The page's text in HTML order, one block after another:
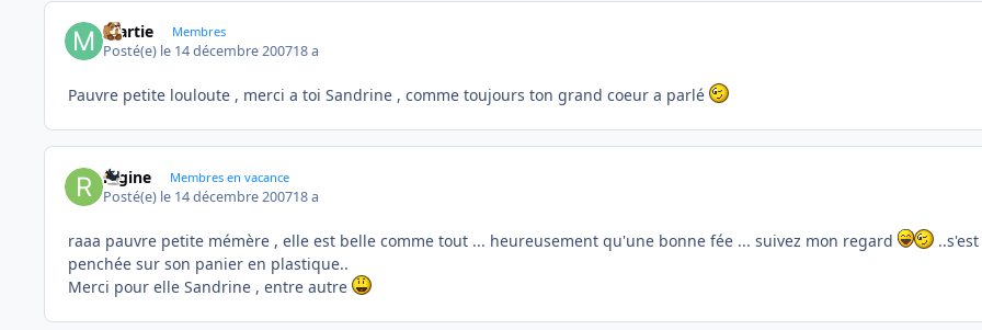
martie Membres
Posté(e) le 14 décembre 200718 a
Pauvre petite louloute , merci a toi Sandrine , comme toujours ton grand coeur a parlé
regine Membres en vacance
Posté(e) le 14 décembre 200718 a
raaa pauvre petite mémère , elle est belle comme tout ... heureusement qu'une bonne fée ... suivez mon regard
..s'est
penchée sur son panier en plastique..
Merci pour elle Sandrine , entre autre